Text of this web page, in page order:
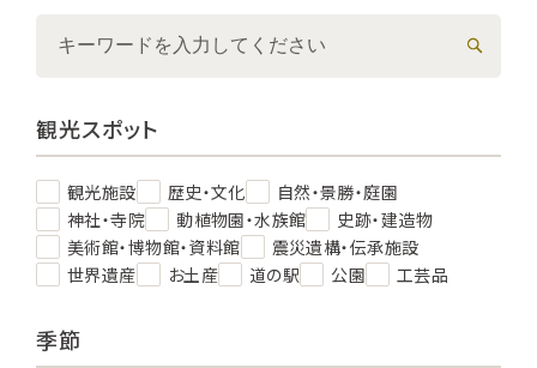
観光スポット
観光施設 歴史・文化
自然・景勝・庭園
神社・寺院
動植物園・水族館
史跡・建造物
美術館・博物館・資料館
震災遺構・伝承施設
世界遺産
お土産 道の駅 公園 工芸品
季節